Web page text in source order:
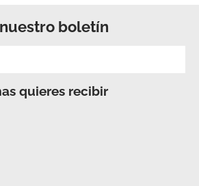
boletín
quieres recibir